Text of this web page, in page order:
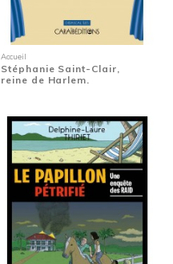
Accueil
Stéphanie Saint-Clair,
reine de Harlem.